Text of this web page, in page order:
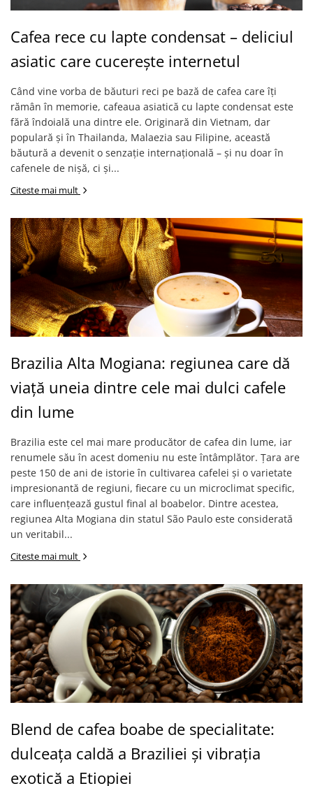
Cafea rece cu lapte condensat – deliciul
asiatic care cucerește internetul
Când vine vorba de băuturi reci pe bază de cafea care îți
rămân în memorie, cafeaua asiatică cu lapte condensat este
fără îndoială una dintre ele. Originară din Vietnam, dar
populară și în Thailanda, Malaezia sau Filipine, această
băutură a devenit o senzație internațională – și nu doar în
cafenele de nișă, ci și...
Citeste mai mult
Brazilia Alta Mogiana: regiunea care dă
viață uneia dintre cele mai dulci cafele
din lume
Brazilia este cel mai mare producător de cafea din lume, iar
renumele său în acest domeniu nu este întâmplător. Țara are
peste 150 de ani de istorie în cultivarea cafelei și o varietate
impresionantă de regiuni, fiecare cu un microclimat specific,
care influențează gustul final al boabelor. Dintre acestea,
regiunea Alta Mogiana din statul São Paulo este considerată
un veritabil...
Citeste mai mult
Blend de cafea boabe de specialitate:
dulceața caldă a Braziliei și vibrația
exotică a Etiopiei